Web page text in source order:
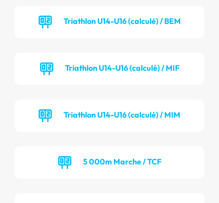
Triathlon U14-U16 (calculé) / BEM
Triathlon U14-U16 (calculé) / MIF
Triathlon U14-U16 (calculé) / MIM
5 000m Marche / TCF